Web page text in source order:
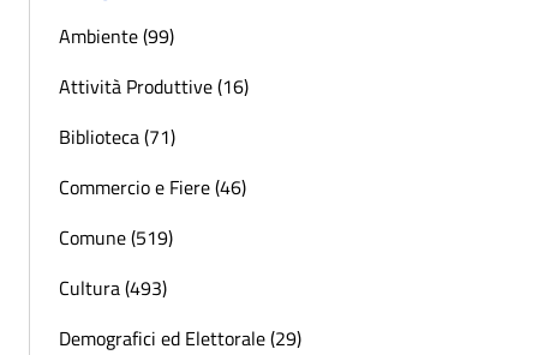
Ambiente (99)
Attività Produttive (16)
Biblioteca (71)
Commercio e Fiere (46)
Comune (519)
Cultura (493)
Demografici ed Elettorale (29)